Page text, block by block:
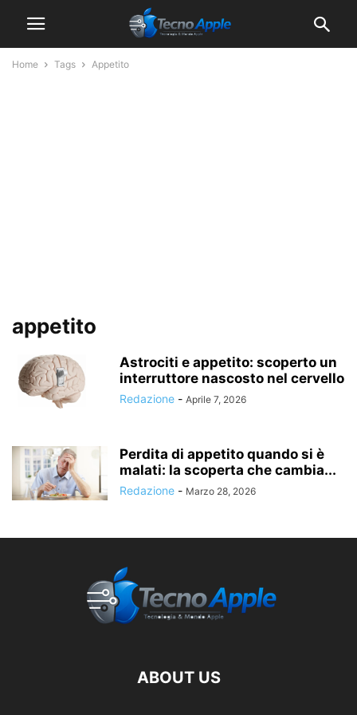
Home Tags Appetito
appetito
Astrociti e appetito: scoperto un
interruttore nascosto nel cervello
Redazione - Aprile 7, 2026
Perdita di appetito quando si è
malati: la scoperta che cambia...
Redazione - Marzo 28, 2026
ABOUT US